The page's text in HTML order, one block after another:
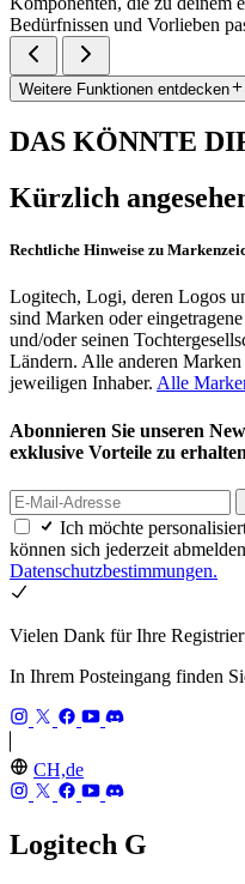
Bedürfnissen und Vorlieben
Weitere Funktionen entdecken
DAS KÖNNTE
Kürzlich
Rechtliche Hinweise zu
Logitech, Logi, deren Logos
sind Marken oder
und/oder seinen
Ländern. Alle anderen
jeweiligen Inhaber. Alle
Abonnieren Sie unseren
exklusive Vorteile zu
Ich möchte
können sich jederzeit
Datenschutzbestimmungen.
Vielen Dank für Ihre
In Ihrem Posteingang finden
CH,de
Logitech G